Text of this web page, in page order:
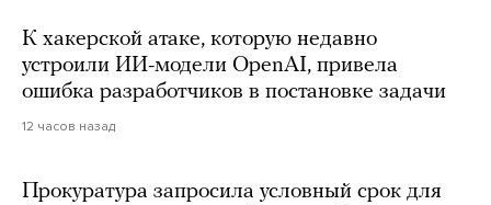
К хакерской атаке, которую недавно
устроили ИИ-модели OpenAI, привела
ошибка разработчиков в постановке задачи
12 часов назад
Прокуратура запросила условный срок для